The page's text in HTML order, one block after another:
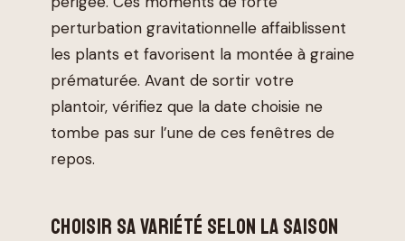
perturbation gravitationnelle affaiblissent
les plants et favorisent la montée à graine
prématurée. Avant de sortir votre
plantoir, vérifiez que la date choisie ne
tombe pas sur l’une de ces fenêtres de
repos.
CHOISIR SA VARIÉTÉ SELON LA SAISON